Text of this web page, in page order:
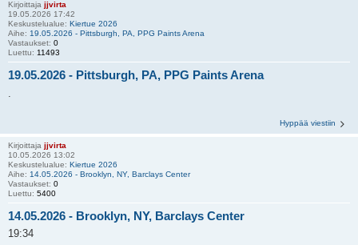
Kirjoittaja jjvirta
19.05.2026 17:42
Keskustelualue: Kiertue 2026
Aihe: 19.05.2026 - Pittsburgh, PA, PPG Paints Arena
Vastaukset: 0
Luettu: 11493
19.05.2026 - Pittsburgh, PA, PPG Paints Arena
Hyppää viestiin
Kirjoittaja jjvirta
10.05.2026 13:02
Keskustelualue: Kiertue 2026
Aihe: 14.05.2026 - Brooklyn, NY, Barclays Center
Vastaukset: 0
Luettu: 5400
14.05.2026 - Brooklyn, NY, Barclays Center
19:34